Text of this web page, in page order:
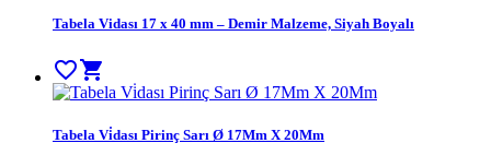
Tabela Vidası 17 x 40 mm – Demir Malzeme, Siyah Boyalı
favorite_bordershopping_cart
Tabela Vi̇dası Pirinç Sarı Ø 17Mm X 20Mm